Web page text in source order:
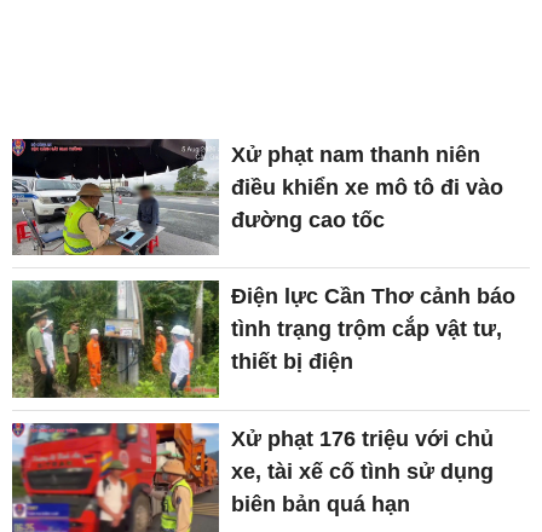
Xử phạt nam thanh niên
điều khiển xe mô tô đi vào
đường cao tốc
Điện lực Cần Thơ cảnh báo
tình trạng trộm cắp vật tư,
thiết bị điện
Xử phạt 176 triệu với chủ
xe, tài xế cố tình sử dụng
biên bản quá hạn